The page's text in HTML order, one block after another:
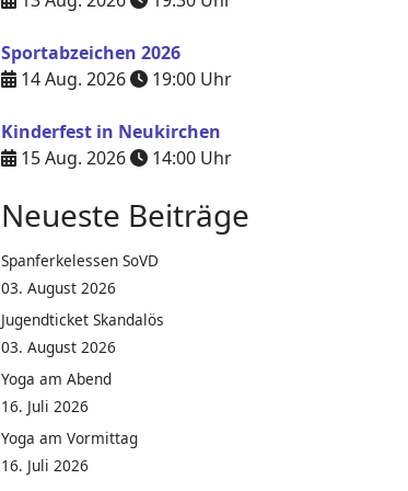
Sportabzeichen 2026
14 Aug. 2026
19:00 Uhr
Kinderfest in Neukirchen
15 Aug. 2026
14:00 Uhr
Neueste Beiträge
Spanferkelessen SoVD
03. August 2026
Jugendticket Skandalös
03. August 2026
Yoga am Abend
16. Juli 2026
Yoga am Vormittag
16. Juli 2026